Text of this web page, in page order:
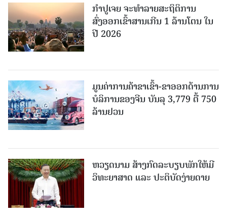
ກຳປູເຈຍ ຈະທຳລາຍສະຖິຕິການ
ສົ່ງອອກເຂົ້າສານເກີນ 1 ລ້ານໂຕນ ໃນ
ປີ 2026
ມູນຄ່າການຄ້າຂາເຂົ້າ-ຂາອອກດ້ານການ
ບໍລິການຂອງຈີນ ບັນລຸ 3,779 ຕື້ 750
ລ້ານຢວນ
ຫວຽດນາມ ສ້າງກົດລະບຽບພັກໃຫ້ມີ
ວິທະຍາສາດ ແລະ ປະຕິບັດງ່າຍດາຍ